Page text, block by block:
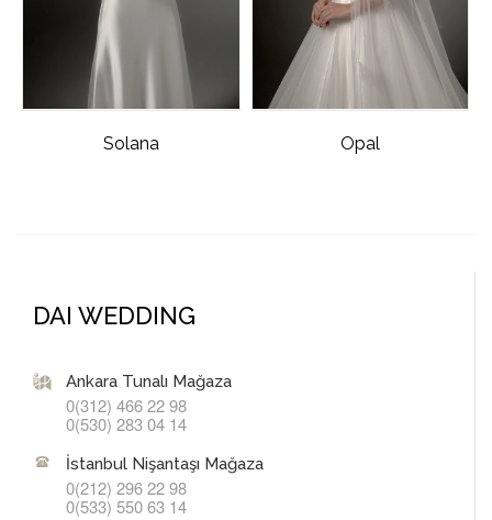
Solana Opal
DAI WEDDING
Ankara Tunalı Mağaza
0(312) 466 22 98
0(530) 283 04 14
İstanbul Nişantaşı Mağaza
0(212) 296 22 98
0(533) 550 63 14